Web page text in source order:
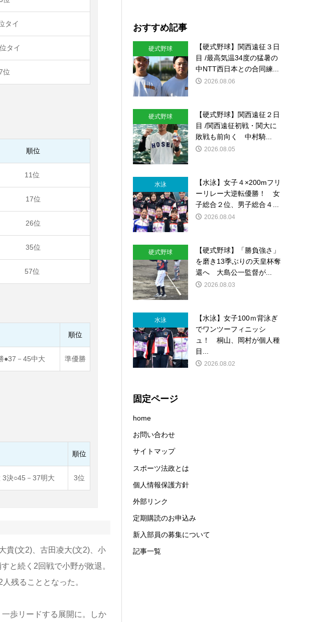
タイ
タイ
位
順位
11位
17位
26位
35位
57位
順位
●37－45中大 準優勝
順位
決○45－37明大 3位
貴(文2)、古田凌大(文2)、小
と続く2回戦で小野が敗退。
残ることとなった。
歩リードする展開に。しか
おすすめ記事
硬式野球
【硬式野球】関西遠征３日
目 /最高気温34度の猛暑の
中NTT西日本との合同練...
2026.08.06
硬式野球
【硬式野球】関西遠征２日
目 /関西遠征初戦・関大に
敗戦も前向く 中村騎...
2026.08.05
水泳
【水泳】女子４×200mフリ
ーリレー大逆転優勝！ 女
子総合２位、男子総合４...
2026.08.04
硬式野球
【硬式野球】「勝負強さ」
を磨き13季ぶりの天皇杯奪
還へ 大島公一監督が...
2026.08.03
水泳
【水泳】女子100ｍ背泳ぎ
でワンツーフィニッシ
ュ！ 桐山、岡村が個人種
目...
2026.08.02
固定ページ
home
お問い合わせ
サイトマップ
スポーツ法政とは
個人情報保護方針
外部リンク
定期購読のお申込み
新入部員の募集について
記事一覧